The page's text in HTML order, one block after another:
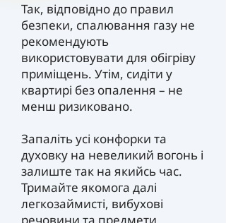
Так, відповідно до правил
безпеки, спалювання газу не
рекомендують
використовувати для обігріву
приміщень. Утім, сидіти у
квартирі без опалення – не
менш ризиковано.
Запаліть усі конфорки та
духовку на невеликий вогонь і
залиште так на якийсь час.
Тримайте якомога далі
легкозаймисті, вибухові